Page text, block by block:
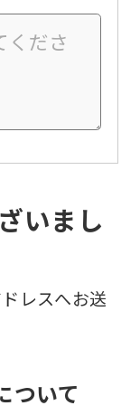
いまし
レスへお送
ついて